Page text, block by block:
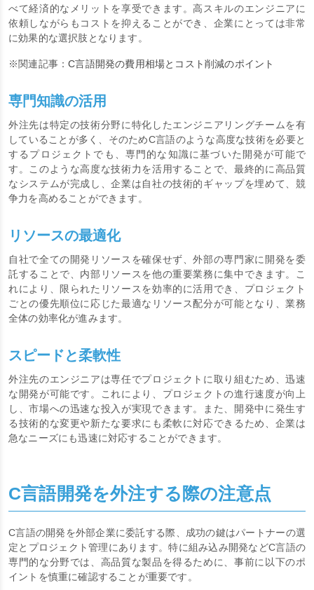
べて経済的なメリットを享受できます。高スキルのエンジニアに
依頼しながらもコストを抑えることができ、企業にとっては非常
に効果的な選択肢となります。
※関連記事：C言語開発の費用相場とコスト削減のポイント
専門知識の活用
外注先は特定の技術分野に特化したエンジニアリングチームを有
していることが多く、そのためC言語のような高度な技術を必要と
するプロジェクトでも、専門的な知識に基づいた開発が可能で
す。このような高度な技術力を活用することで、最終的に高品質
なシステムが完成し、企業は自社の技術的ギャップを埋めて、競
争力を高めることができます。
リソースの最適化
自社で全ての開発リソースを確保せず、外部の専門家に開発を委
託することで、内部リソースを他の重要業務に集中できます。こ
れにより、限られたリソースを効率的に活用でき、プロジェクト
ごとの優先順位に応じた最適なリソース配分が可能となり、業務
全体の効率化が進みます。
スピードと柔軟性
外注先のエンジニアは専任でプロジェクトに取り組むため、迅速
な開発が可能です。これにより、プロジェクトの進行速度が向上
し、市場への迅速な投入が実現できます。また、開発中に発生す
る技術的な変更や新たな要求にも柔軟に対応できるため、企業は
急なニーズにも迅速に対応することができます。
C言語開発を外注する際の注意点
C言語の開発を外部企業に委託する際、成功の鍵はパートナーの選
定とプロジェクト管理にあります。特に組み込み開発などC言語の
専門的な分野では、高品質な製品を得るために、事前に以下のポ
イントを慎重に確認することが重要です。